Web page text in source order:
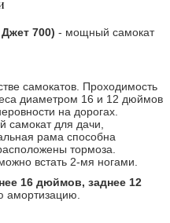
700) - мощный самокат
самокатов. Проходимость
диаметром 16 и 12 дюймов
на дорогах.
самокат для дачи,
рама способна
тормоза.
встать 2-мя ногами.
16 дюймов, заднее 12
амортизацию.